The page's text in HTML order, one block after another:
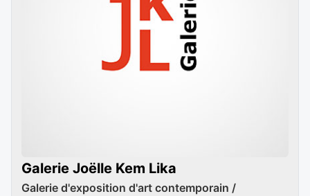
Galerie Joëlle Kem Lika
Galerie d'exposition d'art contemporain /